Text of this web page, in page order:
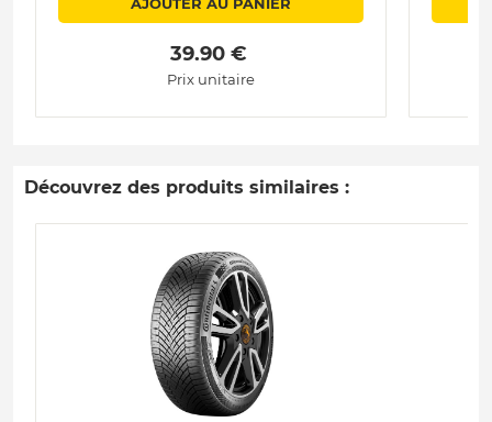
AJOUTER AU PANIER
39.90 €
Prix unitaire
Découvrez des produits similaires :